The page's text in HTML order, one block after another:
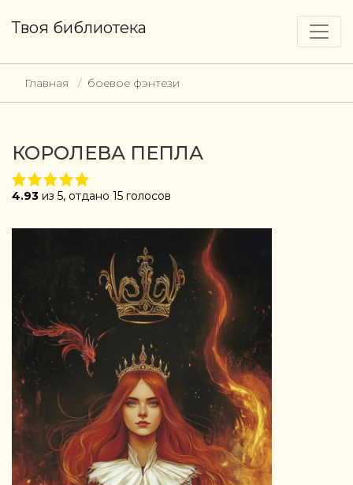
Твоя библиотека
Главная боевое фэнтези
КОРОЛЕВА ПЕПЛА
4.93 из 5, отдано 15 голосов